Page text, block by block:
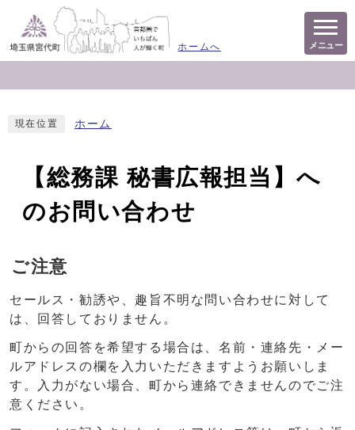
ホームへ メニュー
現在位置 ホーム
【総務課 秘書広報担当】へ
のお問い合わせ
ご注意
セールス・勧誘や、趣旨不明な問い合わせに対して
は、回答しておりません。
町からの回答を希望する場合は、名前・連絡先・メー
ルアドレスの欄を入力いただきますようお願いしま
す。入力がない場合、町から連絡できませんのでご注
意ください。